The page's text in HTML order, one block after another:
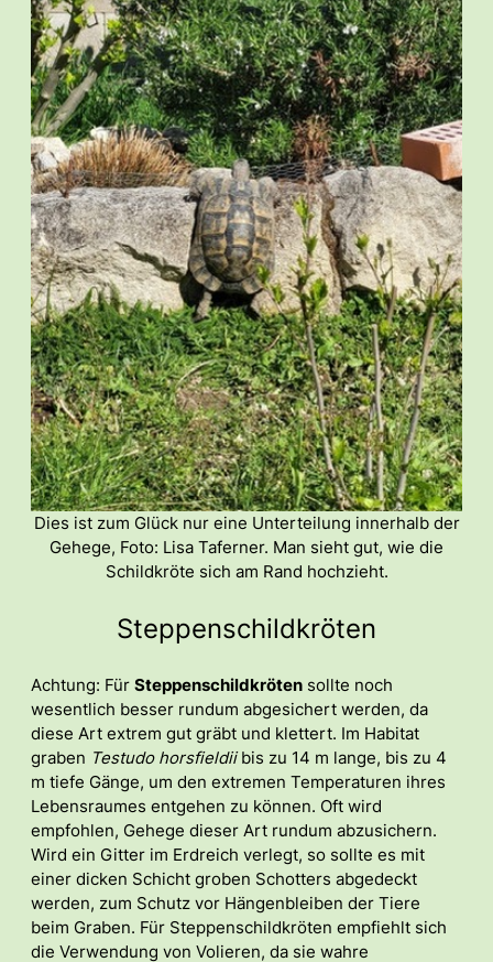
Dies ist zum Glück nur eine Unterteilung innerhalb der
Gehege, Foto: Lisa Taferner. Man sieht gut, wie die
Schildkröte sich am Rand hochzieht.
Steppenschildkröten
Achtung: Für Steppenschildkröten sollte noch
wesentlich besser rundum abgesichert werden, da
diese Art extrem gut gräbt und klettert. Im Habitat
graben Testudo horsfieldiibis zu 14 m lange, bis zu 4
m tiefe Gänge, um den extremen Temperaturen ihres
Lebensraumes entgehen zu können. Oft wird
empfohlen, Gehege dieser Art rundum abzusichern.
Wird ein Gitter im Erdreich verlegt, so sollte es mit
einer dicken Schicht groben Schotters abgedeckt
werden, zum Schutz vor Hängenbleiben der Tiere
beim Graben. Für Steppenschildkröten empfiehlt sich
die Verwendung von Volieren, da sie wahre